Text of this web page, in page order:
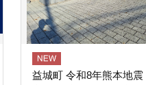
益城町 令和8年熊本地震